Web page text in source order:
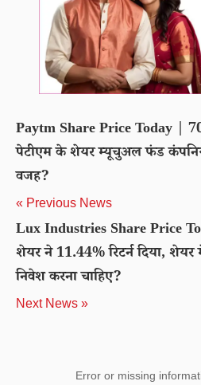
Paytm Share Price Today |
पेटीएम के शेयर म्यूचुअल फंड
वजह?
« Previous News
Lux Industries Share Price
शेयर ने 11.44% रिटर्न दिया,
निवेश करना चाहिए?
Next News »
Error or missing